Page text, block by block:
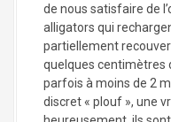
de nous satisfaire de
alligators qui
partiellement
quelques centimètres
parfois à moins de 2
discret « plouf », une